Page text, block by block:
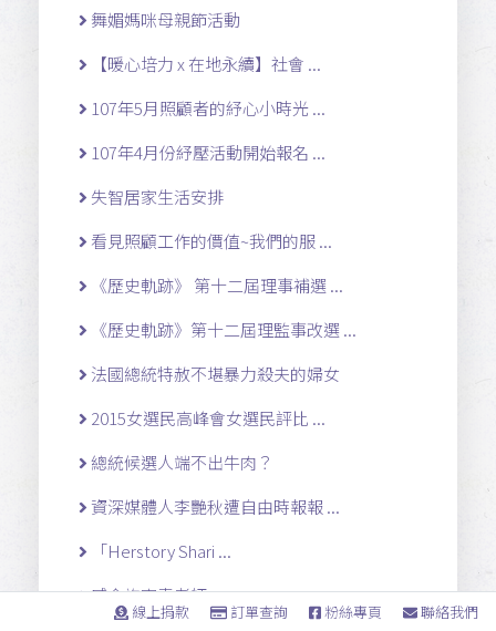
舞媚媽咪母親節活動
【暖心培力 x 在地永續】社會 ...
107年5月照顧者的紓心小時光 ...
107年4月份紓壓活動開始報名 ...
失智居家生活安排
看見照顧工作的價值~我們的服 ...
《歷史軌跡》 第十二屆理事補選 ...
《歷史軌跡》第十二屆理監事改選 ...
法國總統特赦不堪暴力殺夫的婦女
2015女選民高峰會女選民評比 ...
總統候選人端不出牛肉？
資深媒體人李艷秋遭自由時報報 ...
「Herstory Shari ...
感念施寄青老師
線上捐款 訂單查詢 粉絲專頁 聯絡我們